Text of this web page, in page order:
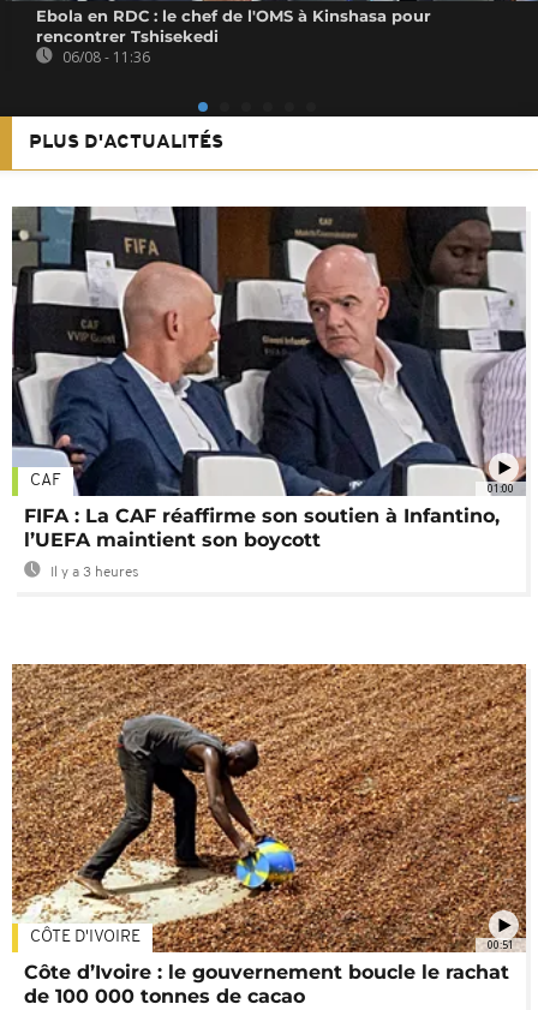
Ebola en RDC : le chef de l'OMS à Kinshasa pour
rencontrer Tshisekedi
06/08 - 11:36
PLUS D'ACTUALITÉS
01:00
CAF
FIFA : La CAF réaffirme son soutien à Infantino,
l’UEFA maintient son boycott
Il y a 3 heures
00:51
CÔTE D'IVOIRE
Côte d’Ivoire : le gouvernement boucle le rachat
de 100 000 tonnes de cacao